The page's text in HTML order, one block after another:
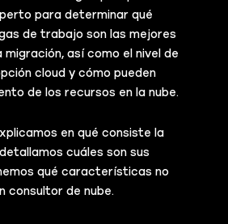
para determinar qué
de trabajo son las mejores
así como el nivel de
cloud y cómo pueden
de los recursos en la nube.
en qué consiste la
cuáles son sus
qué características no
consultor de nube.